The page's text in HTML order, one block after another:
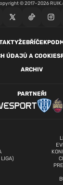
© 2017–2026
ŽEBŘÍČEK
ÚDAJŮ A COOKIES
ARCHIV
PARTNEŘI